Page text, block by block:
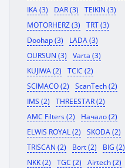
IKA (3)
DAR (3)
TEIKIN (3)
MOTORHERZ (3)
TRT (3)
Doohap (3)
LADA (3)
OURSUN (3)
Varta (3)
KUJIWA (2)
TCIC (2)
SCIMACO (2)
ScanTech (2)
IMS (2)
THREESTAR (2)
AMC Filters (2)
Начало (2)
ELWIS ROYAL (2)
SKODA (2)
TRISCAN (2)
Bort (2)
BIG (2)
NKK (2)
TGC (2)
Airtech (2)